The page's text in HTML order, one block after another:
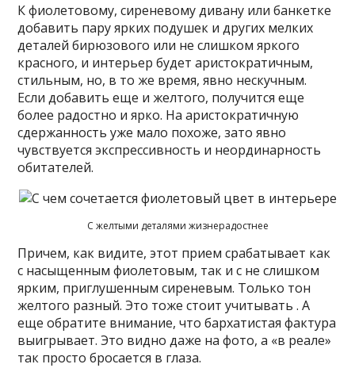
К фиолетовому, сиреневому дивану или банкетке
добавить пару ярких подушек и других мелких
деталей бирюзового или не слишком яркого
красного, и интерьер будет аристократичным,
стильным, но, в то же время, явно нескучным.
Если добавить еще и желтого, получится еще
более радостно и ярко. На аристократичную
сдержанность уже мало похоже, зато явно
чувствуется экспрессивность и неординарность
обитателей.
С желтыми деталями жизнерадостнее
Причем, как видите, этот прием срабатывает как
с насыщенным фиолетовым, так и с не слишком
ярким, приглушенным сиреневым. Только тон
желтого разный. Это тоже стоит учитывать . А
еще обратите внимание, что бархатистая фактура
выигрывает. Это видно даже на фото, а «в реале»
так просто бросается в глаза.